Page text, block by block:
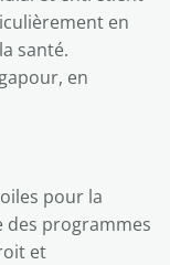
en
santé.
en
pour la
des programmes
et